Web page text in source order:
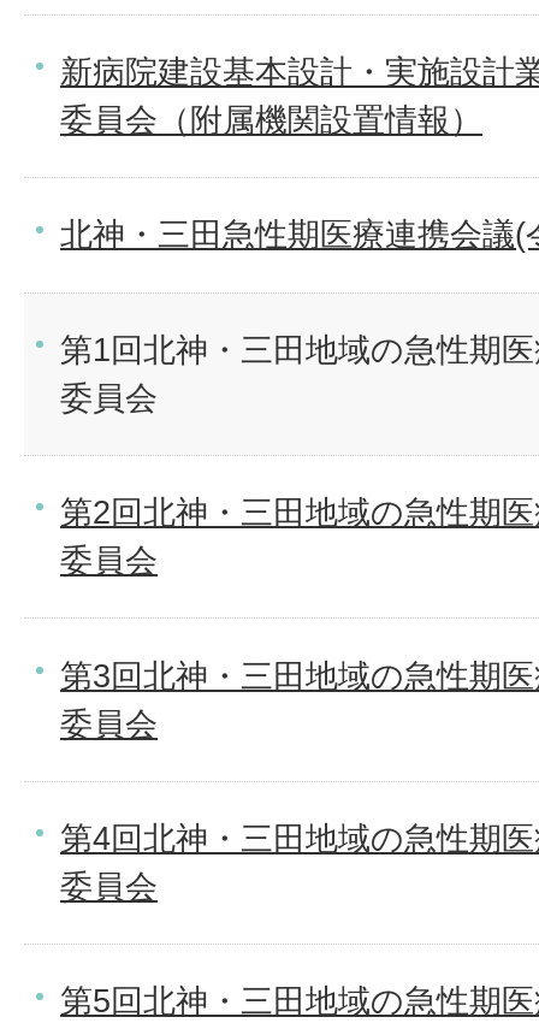
新病院建設基本設計・実施設計
委員会（附属機関設置情報）
北神・三田急性期医療連携会議
第1回北神・三田地域の急性期
委員会
第2回北神・三田地域の急性期
委員会
第3回北神・三田地域の急性期
委員会
第4回北神・三田地域の急性期
委員会
第5回北神・三田地域の急性期